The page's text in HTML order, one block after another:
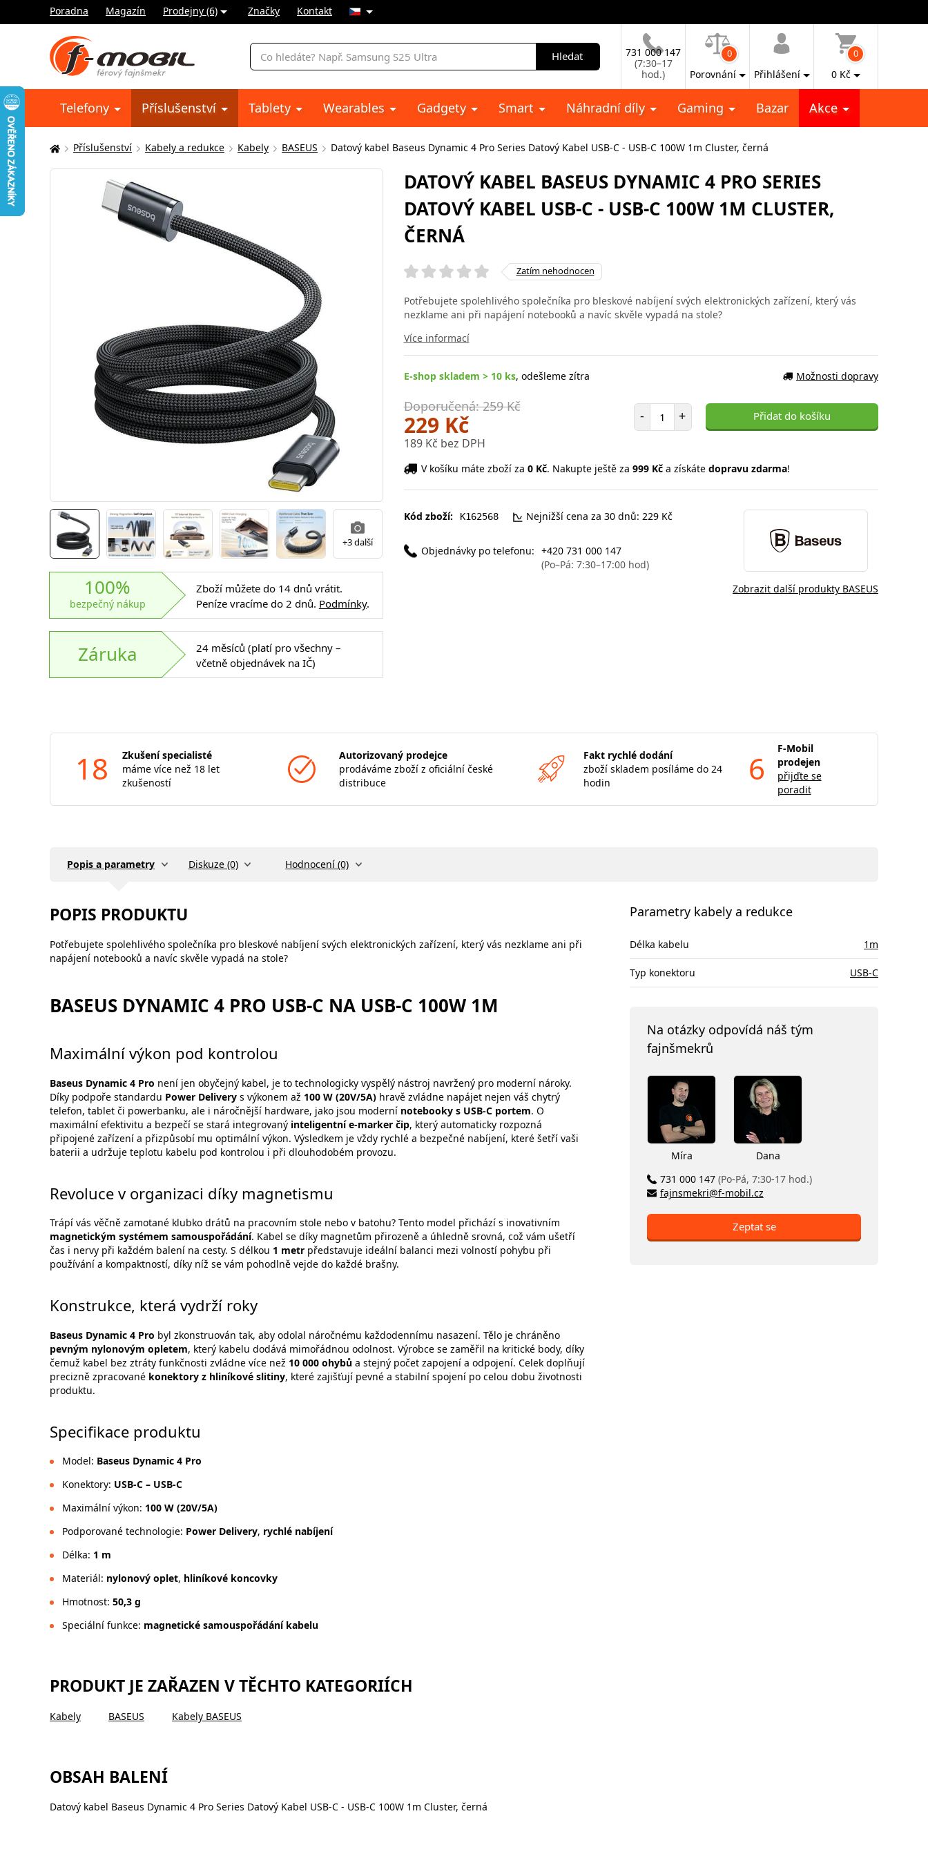
Poradna Magazín Prodejny (6) Značky Kontakt
Vyhledávání
Hledat
731 000 147
(7:30–17
hod.)
0
Porovnání Přihlášení
0
0 Kč
Telefony Příslušenství Tablety Wearables Gadgety Smart Náhradní díly Gaming Bazar Akce
Zde
se
Příslušenství Kabely a redukce Kabely BASEUS Datový kabel Baseus Dynamic 4 Pro Series Datový Kabel USB-C - USB-C 100W 1m Cluster, černá
+3 další
100%
bezpečný nákup
Zboží můžete do 14 dnů vrátit.
Peníze vracíme do 2 dnů. Podmínky.
Záruka
24 měsíců (platí pro všechny –
včetně objednávek na IČ)
DATOVÝ KABEL BASEUS DYNAMIC 4 PRO SERIES
DATOVÝ KABEL USB-C - USB-C 100W 1M CLUSTER,
ČERNÁ
Zatím nehodnocen
Potřebujete spolehlivého společníka pro bleskové nabíjení svých elektronických zařízení, který vás
nezklame ani při napájení notebooků a navíc skvěle vypadá na stole?
Více informací
E-shop skladem > 10 ks, odešleme zítra Možnosti dopravy
Doporučená: 259 Kč
229 Kč
189 Kč bez DPH
- Počet položek
+ Přidat do košíku
V košíku máte zboží za 0 Kč. Nakupte ještě za 999 Kča získáte dopravu zdarma!
Kód zboží: K162568 Nejnižší cena za 30 dnů: 229 Kč
Objednávky po telefonu: +420 731 000 147
(Po–Pá: 7:30–17:00 hod)
Zobrazit další produkty BASEUS
18
Zkušení specialisté
máme více než 18 let
zkušeností
Autorizovaný prodejce
prodáváme zboží z oficiální české
distribuce
Fakt rychlé dodání
zboží skladem posíláme do 24
hodin
6
F-Mobil
prodejen
přijďte se
poradit
Popis a parametry Diskuze (0) Hodnocení (0)
POPIS PRODUKTU
Potřebujete spolehlivého společníka pro bleskové nabíjení svých elektronických zařízení, který vás nezklame ani při
napájení notebooků a navíc skvěle vypadá na stole?
BASEUS DYNAMIC 4 PRO USB-C NA USB-C 100W 1M
Maximální výkon pod kontrolou
Baseus Dynamic 4 Pro není jen obyčejný kabel, je to technologicky vyspělý nástroj navržený pro moderní nároky.
Díky podpoře standardu Power Delivery s výkonem až 100 W (20V/5A) hravě zvládne napájet nejen váš chytrý
telefon, tablet či powerbanku, ale i náročnější hardware, jako jsou moderní notebooky s USB-C portem. O
maximální efektivitu a bezpečí se stará integrovaný inteligentní e-marker čip, který automaticky rozpozná
připojené zařízení a přizpůsobí mu optimální výkon. Výsledkem je vždy rychlé a bezpečné nabíjení, které šetří vaši
baterii a udržuje teplotu kabelu pod kontrolou i při dlouhodobém provozu.
Revoluce v organizaci díky magnetismu
Trápí vás věčně zamotané klubko drátů na pracovním stole nebo v batohu? Tento model přichází s inovativním
magnetickým systémem samouspořádání. Kabel se díky magnetům přirozeně a úhledně srovná, což vám ušetří
čas i nervy při každém balení na cesty. S délkou 1 metr představuje ideální balanci mezi volností pohybu při
používání a kompaktností, díky níž se vám pohodlně vejde do každé brašny.
Konstrukce, která vydrží roky
Baseus Dynamic 4 Pro byl zkonstruován tak, aby odolal náročnému každodennímu nasazení. Tělo je chráněno
pevným nylonovým opletem, který kabelu dodává mimořádnou odolnost. Výrobce se zaměřil na kritické body, díky
čemuž kabel bez ztráty funkčnosti zvládne více než 10 000 ohybů a stejný počet zapojení a odpojení. Celek doplňují
precizně zpracované konektory z hliníkové slitiny, které zajišťují pevné a stabilní spojení po celou dobu životnosti
produktu.
Specifikace produktu
Model: Baseus Dynamic 4 Pro
Konektory: USB-C – USB-C
Maximální výkon: 100 W (20V/5A)
Podporované technologie: Power Delivery, rychlé nabíjení
Délka: 1 m
Materiál: nylonový oplet, hliníkové koncovky
Hmotnost: 50,3 g
Speciální funkce: magnetické samouspořádání kabelu
PRODUKT JE ZAŘAZEN V TĚCHTO KATEGORIÍCH
Kabely BASEUS Kabely BASEUS
OBSAH BALENÍ
Datový kabel Baseus Dynamic 4 Pro Series Datový Kabel USB-C - USB-C 100W 1m Cluster, černá
Parametry kabely a redukce
Délka kabelu 1m
Typ konektoru USB-C
Na otázky odpovídá náš tým
fajnšmekrů
Míra
Dana
731 000 147 (Po-Pá, 7:30-17 hod.)
fajnsmekri@f-mobil.cz
Zeptat se